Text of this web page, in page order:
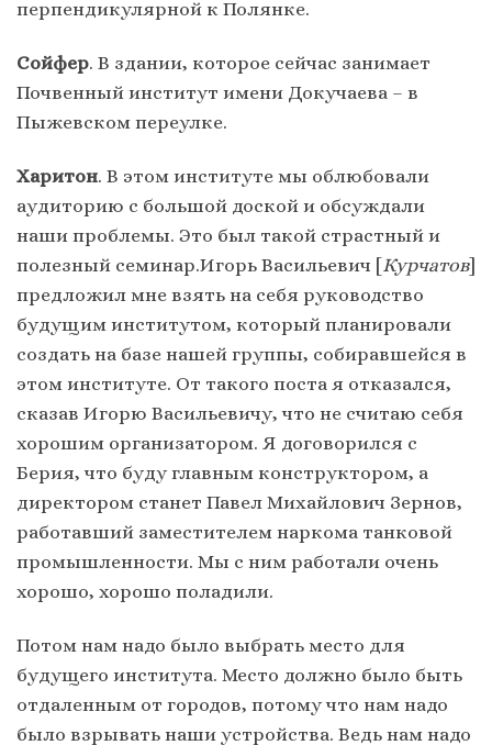
перпендикулярной к Полянке.
Сойфер. В здании, которое сейчас занимает
Почвенный институт имени Докучаева – в
Пыжевском переулке.
Харитон. В этом институте мы облюбовали
аудиторию с большой доской и обсуждали
наши проблемы. Это был такой страстный и
полезный семинар.Игорь Васильевич [Курчатов]
предложил мне взять на себя руководство
будущим институтом, который планировали
создать на базе нашей группы, собиравшейся в
этом институте. От такого поста я отказался,
сказав Игорю Васильевичу, что не считаю себя
хорошим организатором. Я договорился с
Берия, что буду главным конструктором, а
директором станет Павел Михайлович Зернов,
работавший заместителем наркома танковой
промышленности. Мы с ним работали очень
хорошо, хорошо поладили.
Потом нам надо было выбрать место для
будущего института. Место должно было быть
отдаленным от городов, потому что нам надо
было взрывать наши устройства. Ведь нам надо